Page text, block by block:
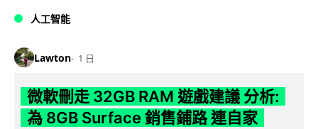
人工智能
Lawton 1 日
微軟刪走 32GB RAM 遊戲建議 分析:
為 8GB Surface 銷售鋪路 連自家